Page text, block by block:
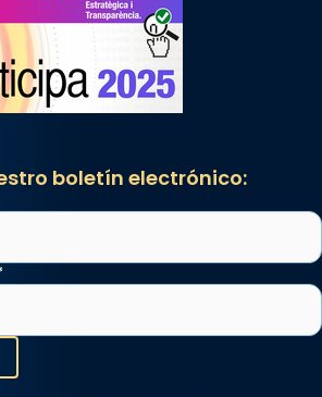
boletín electrónico: